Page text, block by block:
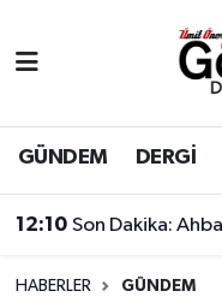
GÜNDEM DERGİ
12:10 Son Dakika: Ahbap
HABERLER GÜNDEM
BİLİM
DERGİ
DÜNYA
Eyüpsultan
Eyüpsultan
Süper Lig Puan
Tüm Manşetler